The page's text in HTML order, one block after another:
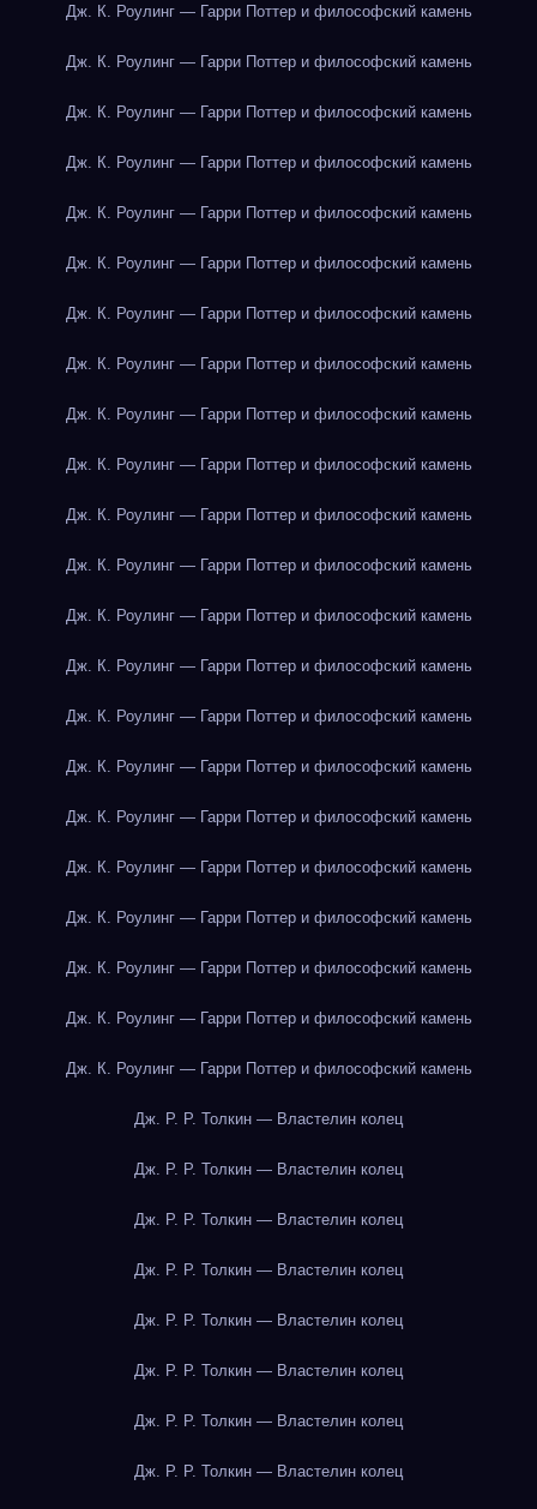
Дж. К. Роулинг — Гарри Поттер и философский камень
Дж. К. Роулинг — Гарри Поттер и философский камень
Дж. К. Роулинг — Гарри Поттер и философский камень
Дж. К. Роулинг — Гарри Поттер и философский камень
Дж. К. Роулинг — Гарри Поттер и философский камень
Дж. К. Роулинг — Гарри Поттер и философский камень
Дж. К. Роулинг — Гарри Поттер и философский камень
Дж. К. Роулинг — Гарри Поттер и философский камень
Дж. К. Роулинг — Гарри Поттер и философский камень
Дж. К. Роулинг — Гарри Поттер и философский камень
Дж. К. Роулинг — Гарри Поттер и философский камень
Дж. К. Роулинг — Гарри Поттер и философский камень
Дж. К. Роулинг — Гарри Поттер и философский камень
Дж. К. Роулинг — Гарри Поттер и философский камень
Дж. К. Роулинг — Гарри Поттер и философский камень
Дж. К. Роулинг — Гарри Поттер и философский камень
Дж. К. Роулинг — Гарри Поттер и философский камень
Дж. К. Роулинг — Гарри Поттер и философский камень
Дж. К. Роулинг — Гарри Поттер и философский камень
Дж. К. Роулинг — Гарри Поттер и философский камень
Дж. К. Роулинг — Гарри Поттер и философский камень
Дж. К. Роулинг — Гарри Поттер и философский камень
Дж. Р. Р. Толкин — Властелин колец
Дж. Р. Р. Толкин — Властелин колец
Дж. Р. Р. Толкин — Властелин колец
Дж. Р. Р. Толкин — Властелин колец
Дж. Р. Р. Толкин — Властелин колец
Дж. Р. Р. Толкин — Властелин колец
Дж. Р. Р. Толкин — Властелин колец
Дж. Р. Р. Толкин — Властелин колец